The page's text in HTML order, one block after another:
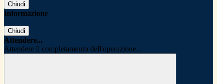
Chiudi
Informazione
Chiudi
Attendere...
Attendere il completamento dell'operazione...